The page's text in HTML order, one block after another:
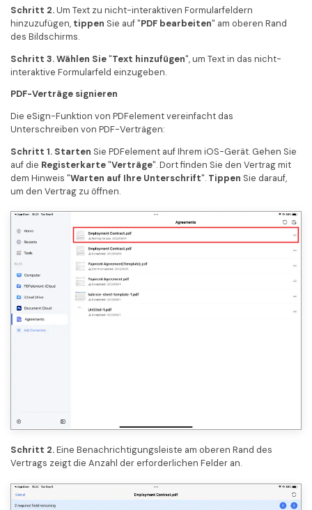
Schritt 2.Um Text zu nicht-interaktiven Formularfeldern
hinzuzufügen, tippen Sie auf "PDF bearbeiten" am oberen Rand
des Bildschirms.
Schritt 3. Wählen Sie"Text hinzufügen", um Text in das nicht-
interaktive Formularfeld einzugeben.
PDF-Verträge signieren
Die eSign-Funktion von PDFelement vereinfacht das
Unterschreiben von PDF-Verträgen:
Schritt 1. Starten Sie PDFelement auf Ihrem iOS-Gerät. Gehen Sie
auf die Registerkarte"Verträge". Dort finden Sie den Vertrag mit
dem Hinweis "Warten auf Ihre Unterschrift". Tippen Sie darauf,
um den Vertrag zu öffnen.
Schritt 2.Eine Benachrichtigungsleiste am oberen Rand des
Vertrags zeigt die Anzahl der erforderlichen Felder an.